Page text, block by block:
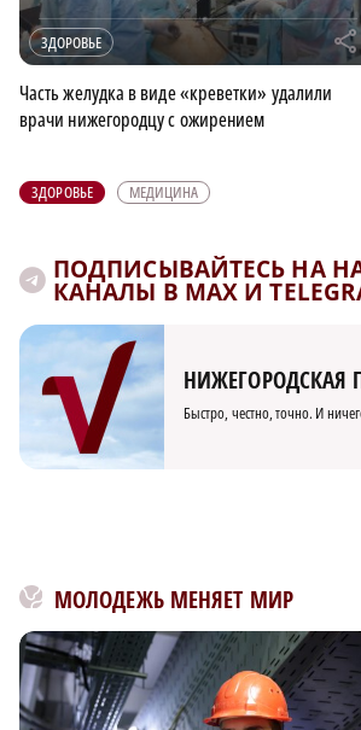
ЗДОРОВЬЕ r
Часть желудка в виде «креветки» удалили
врачи нижегородцу с ожирением
ЗДОРОВЬЕ МЕДИЦИНА
ПОДПИСЫВАЙТЕСЬ НА
КАНАЛЫ В MAX И
НИЖЕГОРОДСКАЯ
Быстро, честно, точно. И
МОЛОДЕЖЬ МЕНЯЕТ МИР